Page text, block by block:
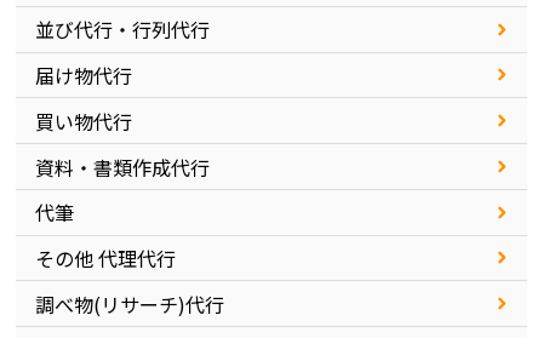
並び代行・行列代行
届け物代行
買い物代行
資料・書類作成代行
代筆
その他 代理代行
調べ物(リサーチ)代行